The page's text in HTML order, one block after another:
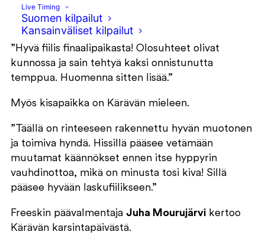
Live Timing
Suomen kilpailut
Kansainväliset kilpailut
Alati aurinkoinen
karsintojen jälkeen.
”Hyvä fiilis finaalipaikasta! Olosuhteet olivat
kunnossa ja sain tehtyä kaksi onnistunutta
temppua. Huomenna sitten lisää.”
Myös kisapaikka on Kärävän mieleen.
”Täällä on rinteeseen rakennettu hyvän muotonen
ja toimiva hyndä. Hissillä pääsee vetämään
muutamat käännökset ennen itse hyppyrin
vauhdinottoa, mikä on minusta tosi kiva! Sillä
pääsee hyvään laskufiilikseen.”
Freeskin päävalmentaja Juha Mourujärvi kertoo
Kärävän karsintapäivästä.